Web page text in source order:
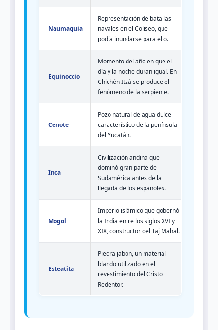
Naumaquia
Representación de batallas
navales en el Coliseo, que
podía inundarse para ello.
Equinoccio
Momento del año en que el
día y la noche duran igual. En
Chichén Itzá se produce el
fenómeno de la serpiente.
Cenote
Pozo natural de agua dulce
característico de la península
del Yucatán.
Inca
Civilización andina que
dominó gran parte de
Sudamérica antes de la
llegada de los españoles.
Mogol
Imperio islámico que gobernó
la India entre los siglos XVI y
XIX, constructor del Taj Mahal.
Esteatita
Piedra jabón, un material
blando utilizado en el
revestimiento del Cristo
Redentor.